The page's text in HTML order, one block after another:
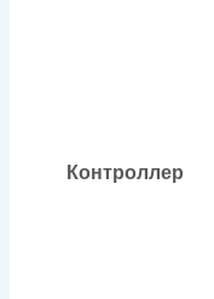
Контроллер